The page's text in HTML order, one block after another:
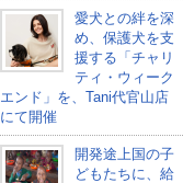
愛犬との絆を深
め、保護犬を支
援する「チャリ
ティ・ウィーク
エンド」を、Tani代官山店
にて開催
開発途上国の⼦
どもたちに、給